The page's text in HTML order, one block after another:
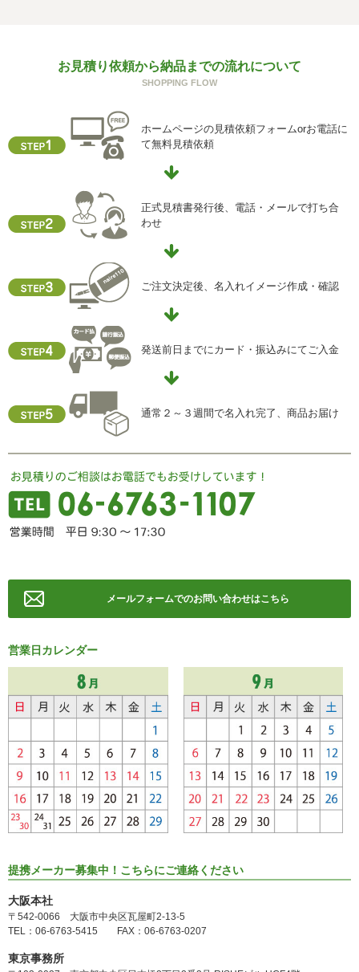
ご本人からの求めにより、当社が保有する保有個人データ
に関する開示、利用目的の通知、内容の訂正・追加または
供記録の開示(以下、開示等という)に応じます。
開示等に応ずる窓口は、下記「当社の個人情報の取扱いに
関する苦情、相談等の問合せ先」を参照してください。
クッキーやウェブビーコン等を用いるなどして、本人が容
易に認識できない方法による個人情報の取得を行っており
ません。
i) 個人情報保護方針
当社ホームページの個人情報保護方針をご覧下さい
住所 ：大阪市中央区瓦屋町2-13-5
TEL ： 06-6763-5415
FAX ： 06-6763-0829
お見積り依頼から納品までの流れについて
SHOPPING FLOW
ホームページの見積依頼フォームorお電話に
て無料見積依頼
正式見積書発行後、電話・メールで打ち合
わせ
ご注文決定後、名入れイメージ作成・確認
発送前日までにカード・振込みにてご入金
通常２～３週間で名入れ完了、商品お届け
メールフォームでのお問い合わせはこちら
営業日カレンダー
提携メーカー募集中！こちらにご連絡ください
大阪本社
〒542-0066 大阪市中央区瓦屋町2-13-5
TEL：06-6763-5415 FAX：06-6763-0207
東京事務所